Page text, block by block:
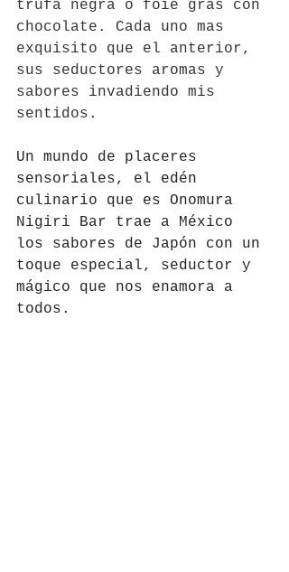
trufa negra o foie gras con
chocolate. Cada uno mas
exquisito que el anterior,
sus seductores aromas y
sabores invadiendo mis
sentidos.
Un mundo de placeres
sensoriales, el edén
culinario que es Onomura
Nigiri Bar trae a México
los sabores de Japón con un
toque especial, seductor y
mágico que nos enamora a
todos.